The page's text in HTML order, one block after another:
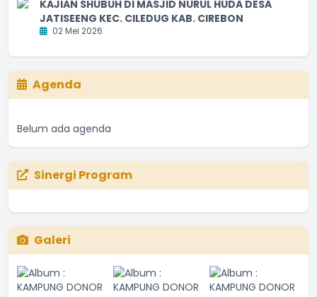
KAJIAN SHUBUH DI MASJID NURUL HUDA DESA
JATISEENG KEC. CILEDUG KAB. CIREBON
02 Mei 2026
Agenda
Belum ada agenda
Sinergi Program
Galeri